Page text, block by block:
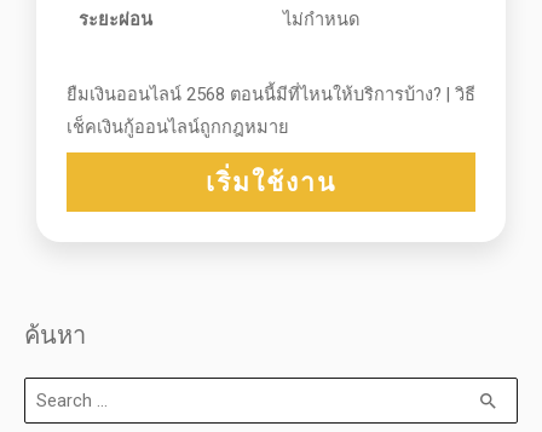
ระยะผ่อน ไม่กำหนด
ยืมเงินออนไลน์ 2568 ตอนนี้มีที่ไหนให้บริการบ้าง? | วิธี
เช็คเงินกู้ออนไลน์ถูกกฎหมาย
เริ่มใช้งาน
ค้นหา